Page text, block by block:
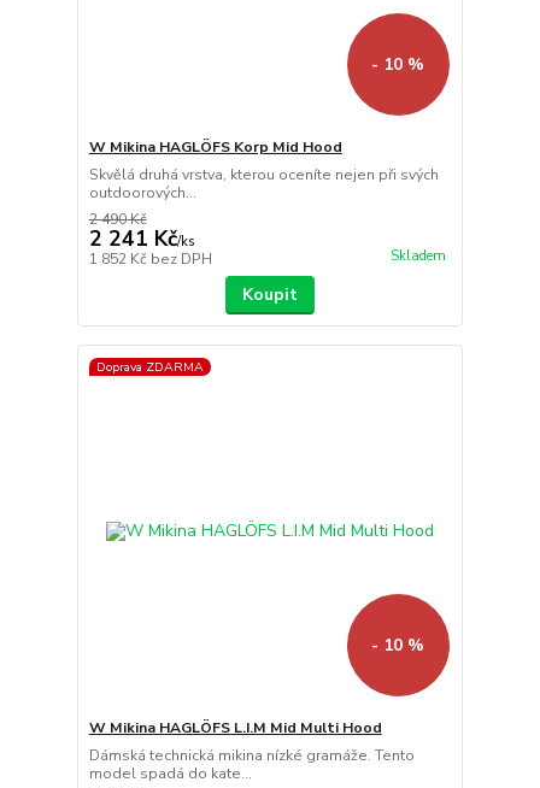
- 10 %
W Mikina HAGLÖFS Korp Mid Hood
Skvělá druhá vrstva, kterou oceníte nejen při svých
outdoorových...
2 490 Kč
2 241 Kč/ks
1 852 Kč bez DPH Skladem
Koupit
Doprava ZDARMA
- 10 %
W Mikina HAGLÖFS L.I.M Mid Multi Hood
Dámská technická mikina nízké gramáže. Tento
model spadá do kate...